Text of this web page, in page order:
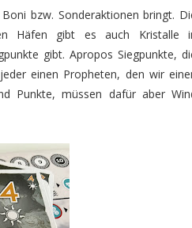
bzw. Sonderaktionen bringt.
Häfen gibt es auch Kristalle
gibt. Apropos Siegpunkte,
einen Propheten, den wir
Punkte, müssen dafür aber